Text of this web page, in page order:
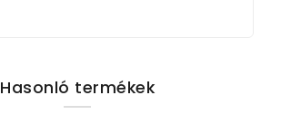
Hasonló termékek